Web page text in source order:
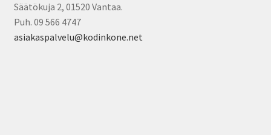
Säätökuja 2, 01520 Vantaa.
Puh. 09 566 4747
asiakaspalvelu@kodinkone.net